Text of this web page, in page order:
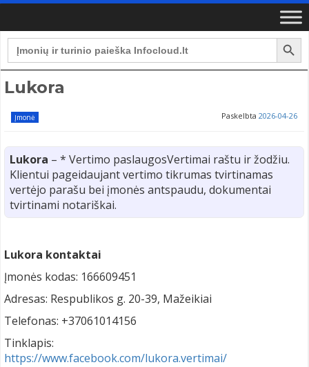
Search
for:
Search Button
Lukora
Įmonė Paskelbta 2026-04-26
Lukora – * Vertimo paslaugosVertimai raštu ir žodžiu.
Klientui pageidaujant vertimo tikrumas tvirtinamas
vertėjo parašu bei įmonės antspaudu, dokumentai
tvirtinami notariškai.
Lukora kontaktai
Įmonės kodas: 166609451
Adresas: Respublikos g. 20-39, Mažeikiai
Telefonas: +37061014156
Tinklapis:
https://www.facebook.com/lukora.vertimai/